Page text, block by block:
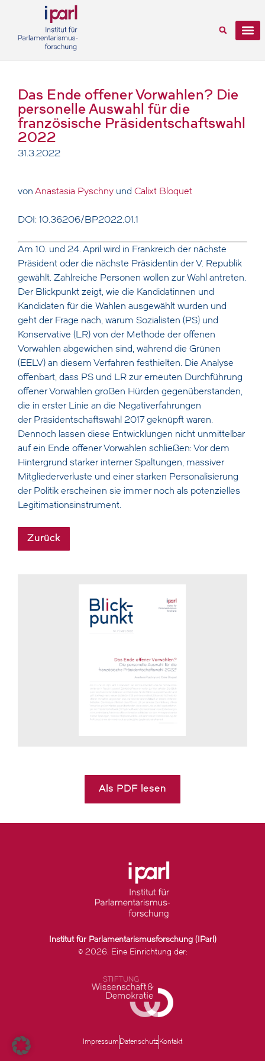
Das Ende offener Vorwahlen? Die
personelle Auswahl für die
französische Präsidentschaftswahl
2022
31.3.2022
von Anastasia Pyschny und Calixt Bloquet
DOI: 10.36206/BP2022.01.1
Am 10. und 24. April wird in Frankreich der nächste
Präsident oder die nächste Präsidentin der V. Republik
gewählt. Zahlreiche Personen wollen zur Wahl antreten.
Der Blickpunkt zeigt, wie die Kandidatinnen und
Kandidaten für die Wahlen ausgewählt wurden und
geht der Frage nach, warum Sozialisten (PS) und
Konservative (LR) von der Methode der offenen
Vorwahlen abgewichen sind, während die Grünen
(EELV) an diesem Verfahren festhielten. Die Analyse
offenbart, dass PS und LR zur erneuten Durchführung
offener Vorwahlen großen Hürden gegenüberstanden,
die in erster Linie an die Negativerfahrungen
der Präsidentschaftswahl 2017 geknüpft waren.
Dennoch lassen diese Entwicklungen nicht unmittelbar
auf ein Ende offener Vorwahlen schließen: Vor dem
Hintergrund starker interner Spaltungen, massiver
Mitgliederverluste und einer starken Personalisierung
der Politik erscheinen sie immer noch als potenzielles
Legitimationsinstrument.
Zurück
Als PDF lesen
Institut für Parlamentarismusforschung (IParl)
© 2026. Eine Einrichtung der:
Impressum Datenschutz Kontakt